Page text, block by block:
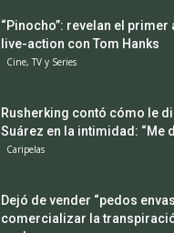
“Pinocho”: revelan el primer
live-action con Tom Hanks
Cine, TV y Series
Rusherking contó cómo le
Suárez en la intimidad: “Me
Caripelas
Dejó de vender “pedos
comercializar la